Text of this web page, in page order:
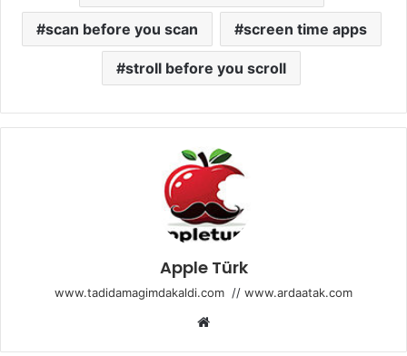
scan before you scan screen time apps
stroll before you scroll
Apple Türk
www.tadidamagimdakaldi.com // www.ardaatak.com
Web